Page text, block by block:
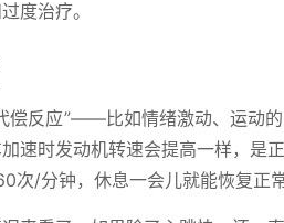
度治疗。
偿反应”——比如情绪激动、运动
速时发动机转速会提高一样，是
次/分钟，休息一会儿就能恢复正常